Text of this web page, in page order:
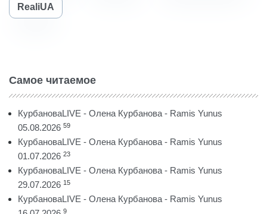
RealiUA
Самое читаемое
КурбановаLIVE - Олена Курбанова - Ramis Yunus
05.08.2026 59
КурбановаLIVE - Олена Курбанова - Ramis Yunus
01.07.2026 23
КурбановаLIVE - Олена Курбанова - Ramis Yunus
29.07.2026 15
КурбановаLIVE - Олена Курбанова - Ramis Yunus
9